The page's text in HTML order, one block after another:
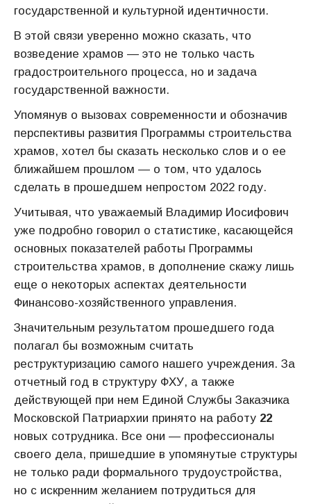
государственной и культурной идентичности.
В этой связи уверенно можно сказать, что
возведение храмов — это не только часть
градостроительного процесса, но и задача
государственной важности.
Упомянув о вызовах современности и обозначив
перспективы развития Программы строительства
храмов, хотел бы сказать несколько слов и о ее
ближайшем прошлом — о том, что удалось
сделать в прошедшем непростом 2022 году.
Учитывая, что уважаемый Владимир Иосифович
уже подробно говорил о статистике, касающейся
основных показателей работы Программы
строительства храмов, в дополнение скажу лишь
еще о некоторых аспектах деятельности
Финансово-хозяйственного управления.
Значительным результатом прошедшего года
полагал бы возможным считать
реструктуризацию самого нашего учреждения. За
отчетный год в структуру ФХУ, а также
действующей при нем Единой Службы Заказчика
Московской Патриархии принято на работу 22
новых сотрудника. Все они — профессионалы
своего дела, пришедшие в упомянутые структуры
не только ради формального трудоустройства,
но с искренним желанием потрудиться для